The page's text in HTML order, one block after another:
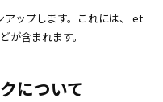
アップします。これには、 et
が含まれます。
について